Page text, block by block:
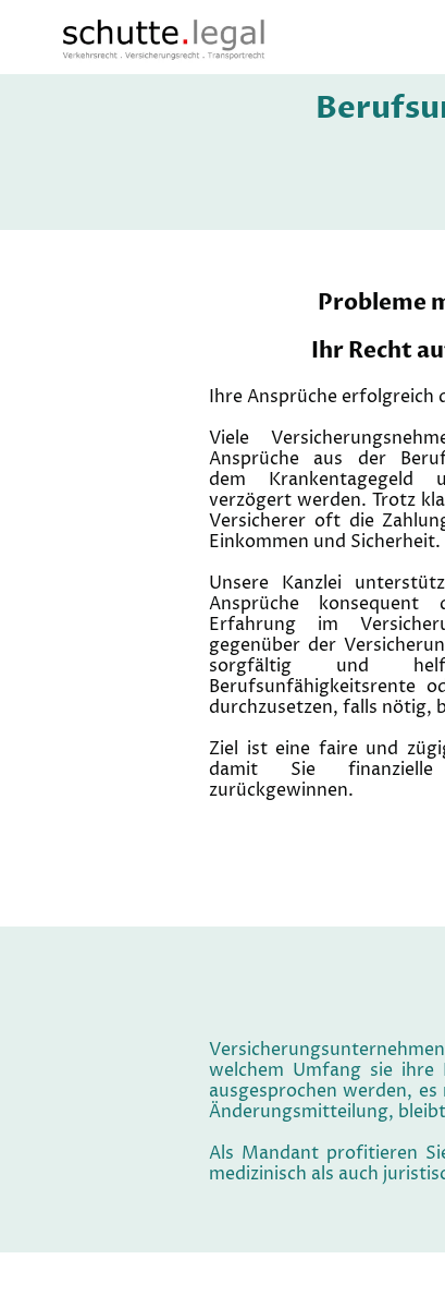
Probleme
Ihr Recht
Ihre Ansprüche erfolgreich
Viele
Ansprüche aus der
dem Krankentagegeld
verzögert werden. Trotz
Versicherer oft die
Einkommen und Sicherheit.
Unsere Kanzlei
Ansprüche konsequent
Erfahrung im
gegenüber der
sorgfältig und
Berufsunfähigkeitsrente
durchzusetzen, falls nötig,
Ziel ist eine faire und
damit Sie
zurückgewinnen.
welchem Umfang sie
ausgesprochen werden,
Änderungsmitteilung,
Als Mandant profitieren
medizinisch als auch